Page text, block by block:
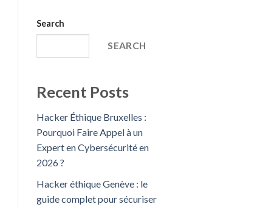
Search
SEARCH
Recent Posts
Hacker Éthique Bruxelles :
Pourquoi Faire Appel à un
Expert en Cybersécurité en
2026 ?
Hacker éthique Genève : le
guide complet pour sécuriser